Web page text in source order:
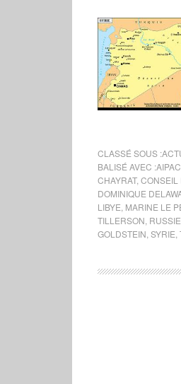
CLASSÉ SOUS :
BALISÉ AVEC :AIPAC
CHAYRAT, CONSEIL
DOMINIQUE
LIBYE MARINE LE
TILLERSON RUSSIE
GOLDSTEIN SYRIE